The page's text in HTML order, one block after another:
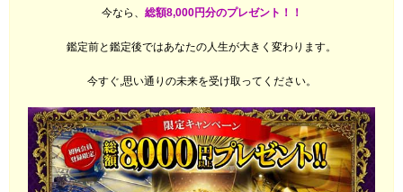
今なら、 総額8,000円分のプレゼント！！
鑑定前と鑑定後ではあなたの人生が大きく変わります。
今すぐ,思い通りの未来を受け取ってください。